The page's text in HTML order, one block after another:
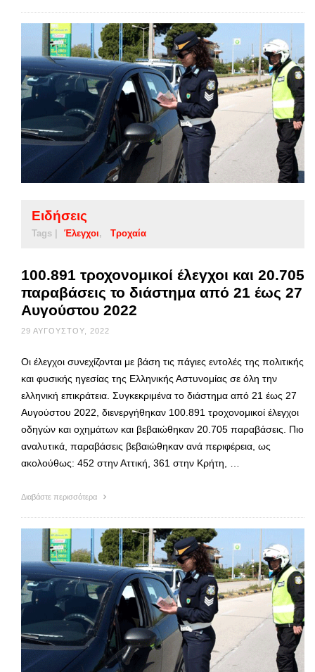
Ειδήσεις
Tags | Έλεγχοι Τροχαία
100.891 τροχονομικοί έλεγχοι και 20.705
παραβάσεις το διάστημα από 21 έως 27
Αυγούστου 2022
29 ΑΥΓΟΎΣΤΟΥ, 2022
Οι έλεγχοι συνεχίζονται με βάση τις πάγιες εντολές της πολιτικής
και φυσικής ηγεσίας της Ελληνικής Αστυνομίας σε όλη την
ελληνική επικράτεια. Συγκεκριμένα το διάστημα από 21 έως 27
Αυγούστου 2022, διενεργήθηκαν 100.891 τροχονομικοί έλεγχοι
οδηγών και οχημάτων και βεβαιώθηκαν 20.705 παραβάσεις. Πιο
αναλυτικά, παραβάσεις βεβαιώθηκαν ανά περιφέρεια, ως
ακολούθως: 452 στην Αττική, 361 στην Κρήτη, …
Διαβάστε περισσότερα